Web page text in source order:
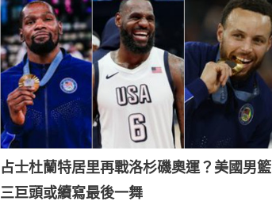
占士杜蘭特居里再戰洛杉磯奧運？美國男籃
三巨頭或續寫最後一舞